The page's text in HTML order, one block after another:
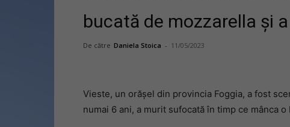
bucată de mozzarella și
De către Daniela Stoica - 11/05/2023
Vieste, un orășel din provincia Foggia, a fost
numai 6 ani, a murit sufocată în timp ce mânca